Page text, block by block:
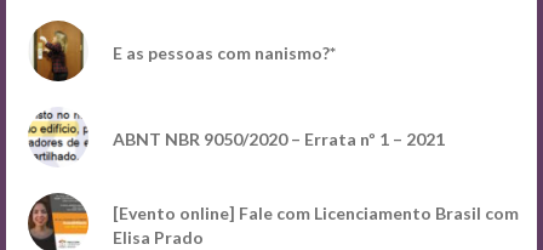
E as pessoas com nanismo?*
ABNT NBR 9050/2020 – Errata nº 1 – 2021
[Evento online] Fale com Licenciamento Brasil com
Elisa Prado